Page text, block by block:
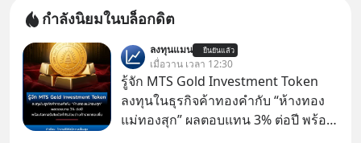
กำลังนิยมในบล็อกดิต
ลงทุนแมน ยืนยันแล้ว
เมื่อวาน เวลา 12:30
รู้จัก MTS Gold Investment Token
ลงทุนในธุรกิจค้าทองคำกับ “ห้างทอง
แม่ทองสุก” ผลตอบแทน 3% ต่อปี พร้อม